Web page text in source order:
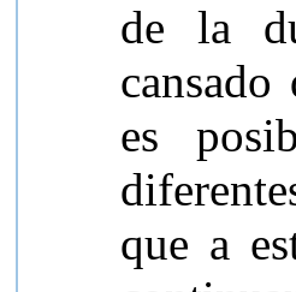
de la
es
que a